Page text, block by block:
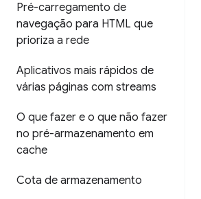
Pré-carregamento de
navegação para HTML que
prioriza a rede
Aplicativos mais rápidos de
várias páginas com streams
O que fazer e o que não fazer
no pré-armazenamento em
cache
Cota de armazenamento